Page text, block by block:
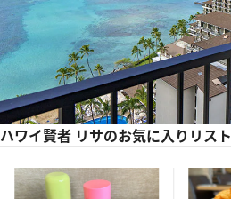
ハワイ賢者 リサのお気に入りリスト